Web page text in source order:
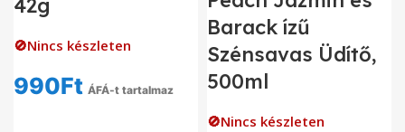
42g
🚫Nincs készleten
990Ft ÁFÁ-t tartalmaz
Barack ízű
Szénsavas Üdítő,
500ml
🚫Nincs készleten